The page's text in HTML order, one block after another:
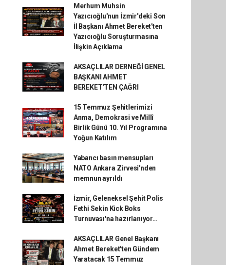
Merhum Muhsin
Yazıcıoğlu'nun İzmir'deki Son
İl Başkanı Ahmet Bereket'ten
Yazıcıoğlu Soruşturmasına
İlişkin Açıklama
AKSAÇLILAR DERNEĞİ GENEL
BAŞKANI AHMET
BEREKET'TEN ÇAĞRI
15 Temmuz Şehitlerimizi
Anma, Demokrasi ve Millî
Birlik Günü 10. Yıl Programına
Yoğun Katılım
Yabancı basın mensupları
NATO Ankara Zirvesi'nden
memnun ayrıldı
İzmir, Geleneksel Şehit Polis
Fethi Sekin Kick Boks
Turnuvası'na hazırlanıyor…
AKSAÇLILAR Genel Başkanı
Ahmet Bereket'ten Gündem
Yaratacak 15 Temmuz